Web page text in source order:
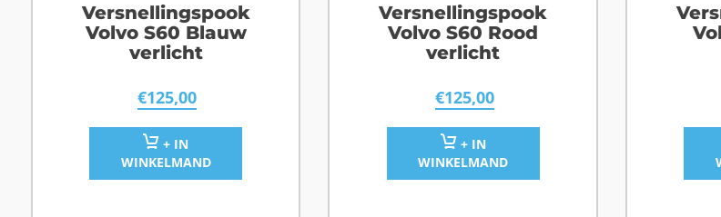
Versnellingspook
Volvo S60 Blauw
verlicht
€125,00
+ IN
WINKELMAND
Versnellingspook
Volvo S60 Rood
verlicht
€125,00
+ IN
WINKELMAND